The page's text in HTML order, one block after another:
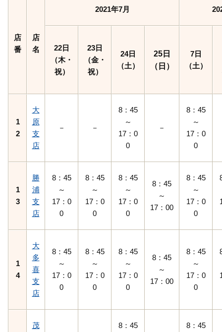
店
番
店
名
2021年7月
22日
（木・
祝）
23日
（金・
祝）
24日
（土）
25日
（日）
7日
（土）
1
2
大
原
支
店
－ －
8：45
～
17：0
0
－
8：45
～
17：0
0
1
3
勝
浦
支
店
8：45
～
17：0
0
8：45
～
17：0
0
8：45
～
17：0
0
8：45
～
17：00
8：45
～
17：0
0
1
4
大
多
喜
支
店
8：45
～
17：0
0
8：45
～
17：0
0
8：45
～
17：0
0
8：45
～
17：00
8：45
～
17：0
0
茂
8：45
8：45